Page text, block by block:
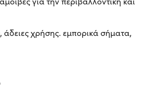
άδειες χρήσης. εμπορικά σήματα,